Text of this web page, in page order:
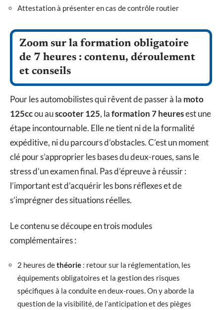
Attestation à présenter en cas de contrôle routier
Zoom sur la formation obligatoire
de 7 heures : contenu, déroulement
et conseils
Pour les automobilistes qui rêvent de passer à la moto
125ccou auscooter 125, laformation 7 heuresest une
étape incontournable. Elle ne tient ni de la formalité
expéditive, ni du parcours d’obstacles. C’est un moment
clé pour s’approprier les bases du deux-roues, sans le
stress d’un examen final. Pas d’épreuve à réussir :
l’important est d’acquérir les bons réflexes et de
s’imprégner des situations réelles.
Le contenu se découpe en trois modules
complémentaires :
2 heures dethéorie : retour sur la réglementation, les
équipements obligatoires et la gestion des risques
spécifiques à la conduite en deux-roues. On y aborde la
question de la visibilité, de l’anticipation et des pièges